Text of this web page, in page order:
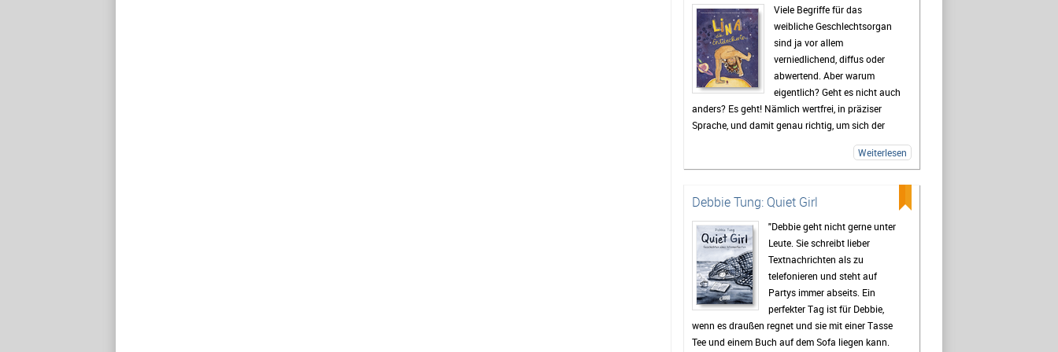
Viele Begriffe für das
weibliche Geschlechtsorgan
sind ja vor allem
verniedlichend, diffus oder
abwertend. Aber warum
eigentlich? Geht es nicht auch
anders? Es geht! Nämlich wertfrei, in präziser
Sprache, und damit genau richtig, um sich der
Weiterlesen
Debbie Tung: Quiet Girl
"Debbie geht nicht gerne unter
Leute. Sie schreibt lieber
Textnachrichten als zu
telefonieren und steht auf
Partys immer abseits. Ein
perfekter Tag ist für Debbie,
wenn es draußen regnet und sie mit einer Tasse
Tee und einem Buch auf dem Sofa liegen kann.